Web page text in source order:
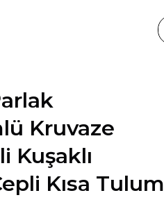
Kruvaze
Kuşaklı
Kısa Tulum